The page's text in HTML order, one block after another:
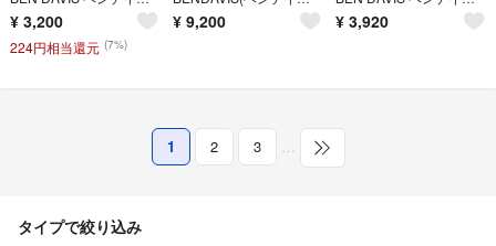
¥ 3,200
224円相当還元 (7%)
¥ 9,200 ¥ 3,920
1 2 3 …
タイプで絞り込み